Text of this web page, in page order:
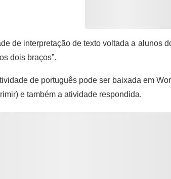
de interpretação de texto voltada a alunos
dois braços”.
de português pode ser baixada em
e também a atividade respondida.